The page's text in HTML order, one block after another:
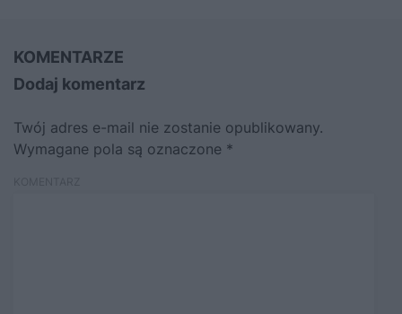
KOMENTARZE
Dodaj komentarz
Twój adres e-mail nie zostanie opublikowany.
Wymagane pola są oznaczone *